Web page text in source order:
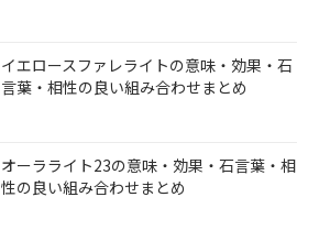
イエロースファレライトの意味・効果・石
言葉・相性の良い組み合わせまとめ
オーラライト23の意味・効果・石言葉・相
性の良い組み合わせまとめ